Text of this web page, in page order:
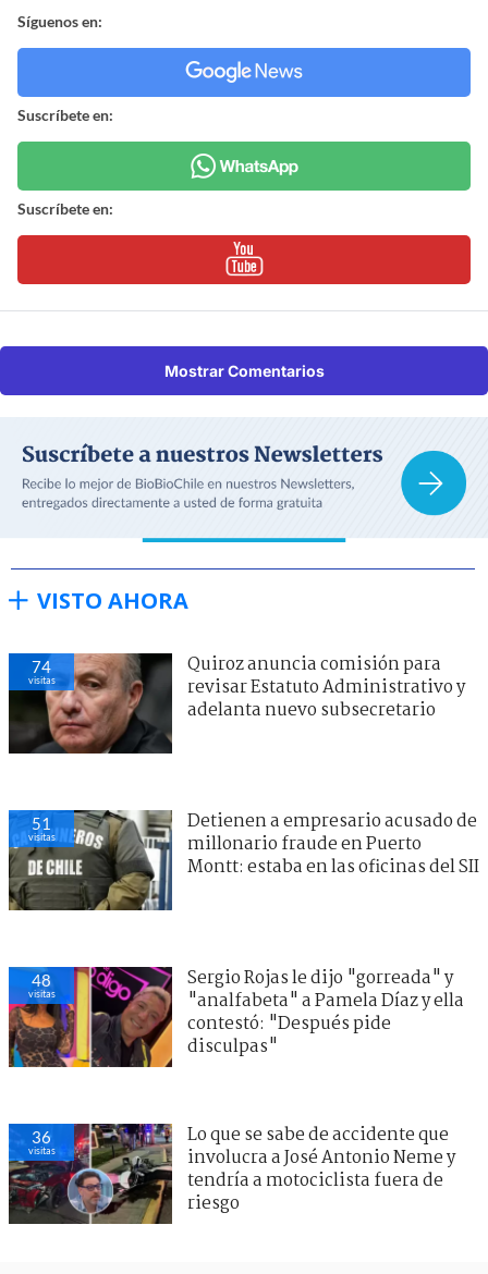
Síguenos en:
Suscríbete en:
Suscríbete en:
Mostrar Comentarios
VISTO AHORA
74
visitas
Quiroz anuncia comisión para
revisar Estatuto Administrativo y
adelanta nuevo subsecretario
51
visitas
Detienen a empresario acusado de
millonario fraude en Puerto
Montt: estaba en las oficinas del SII
48
visitas
Sergio Rojas le dijo "gorreada" y
"analfabeta" a Pamela Díaz y ella
contestó: "Después pide
disculpas"
36
visitas
Lo que se sabe de accidente que
involucra a José Antonio Neme y
tendría a motociclista fuera de
riesgo